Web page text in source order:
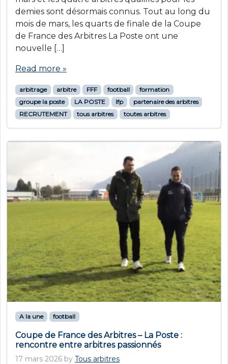
demies sont désormais connus. Tout au long du
mois de mars, les quarts de finale de la Coupe
de France des Arbitres La Poste ont une
nouvelle […]
Read more »
arbitrage arbitre FFF football
formation
groupe la poste
LA POSTE lfp
partenaire des arbitres
RECRUTEMENT
tous arbitres toutes arbitres
A la une football
Coupe de France des Arbitres – La Poste :
rencontre entre arbitres passionnés
17 mars 2026 by Tous arbitres